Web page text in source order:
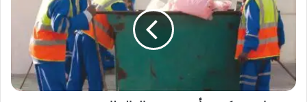
حقوق
عمال
النظافة
متبثة
في
دفتر